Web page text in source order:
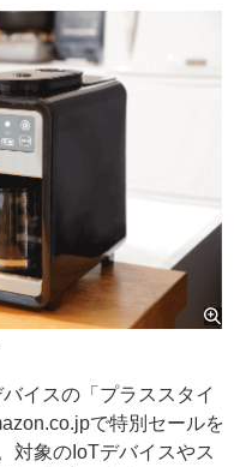
イスの「プラススタイ
で特別セールを
対象のIoTデバイスやス